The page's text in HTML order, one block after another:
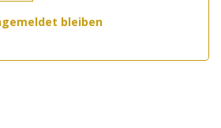
bleiben